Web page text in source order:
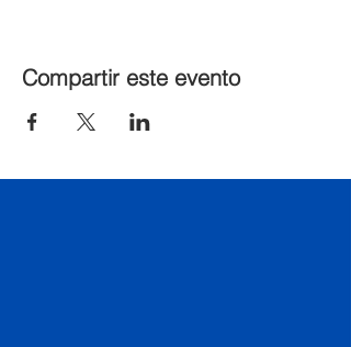
Compartir este evento